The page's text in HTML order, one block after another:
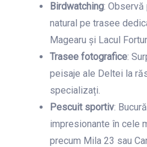
Birdwatching:
natural pe trasee
Magearu și Lacul
Trasee fotografice:
peisaje ale Deltei la
specializați.
Pescuit sportiv:
impresionante în cele
precum Mila 23 sau